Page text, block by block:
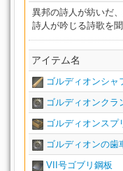
異邦の詩人が紡いだ
詩人が吟じる詩歌を
アイテム名
ゴルディオンシャ
ゴルディオンクラ
ゴルディオンスプ
ゴルディオンの歯
VII号ゴブリ鋼板